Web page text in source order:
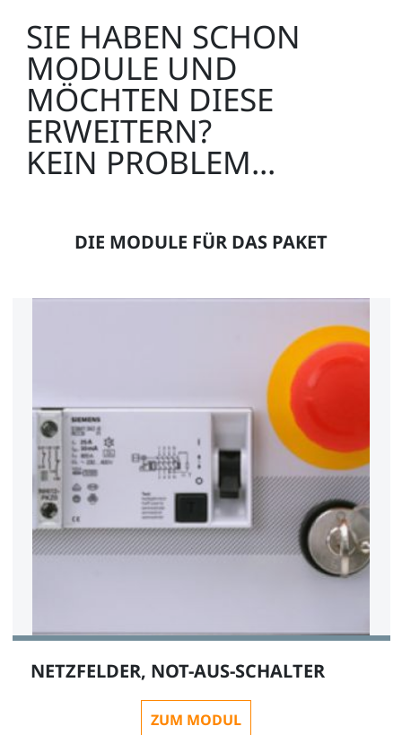
SIE HABEN SCHON
MODULE UND
MÖCHTEN DIESE
ERWEITERN?
KEIN PROBLEM...
DIE MODULE FÜR DAS PAKET
NETZFELDER, NOT-AUS-SCHALTER
ZUM MODUL